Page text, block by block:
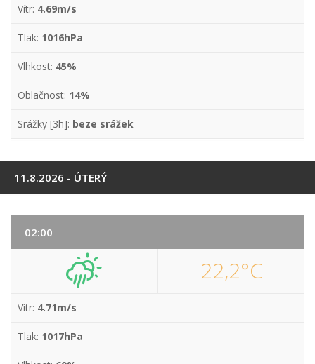
Vítr: 4.69m/s
Tlak: 1016hPa
Vlhkost: 45%
Oblačnost: 14%
Srážky [3h]: beze srážek
11.8.2026 - ÚTERÝ
02:00
22,2°C
Vítr: 4.71m/s
Tlak: 1017hPa